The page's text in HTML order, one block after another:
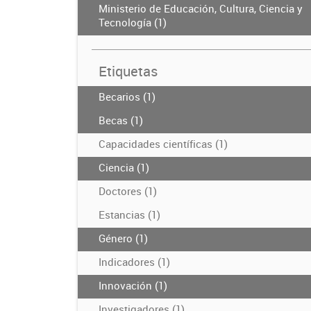
Ministerio de Educación, Cultura, Ciencia y
Tecnología (1)
Etiquetas
Becarios (1)
Becas (1)
Capacidades científicas (1)
Ciencia (1)
Doctores (1)
Estancias (1)
Género (1)
Indicadores (1)
Innovación (1)